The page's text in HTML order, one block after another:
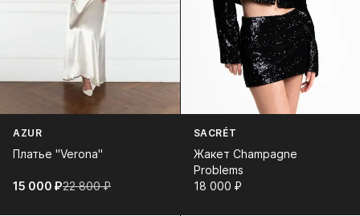
AZUR
Платье "Verona"
15 000⁠ ⁠₽22 800⁠ ⁠₽
SACRÉT
Жакет Champagne
Problems
18 000⁠ ⁠₽